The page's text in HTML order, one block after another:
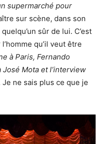
supermarché pour
sur scène, dans son
sûr de lui. C’est
qu’il veut être
à Paris, Fernando
Mota et l’interview
Je ne sais plus ce que je